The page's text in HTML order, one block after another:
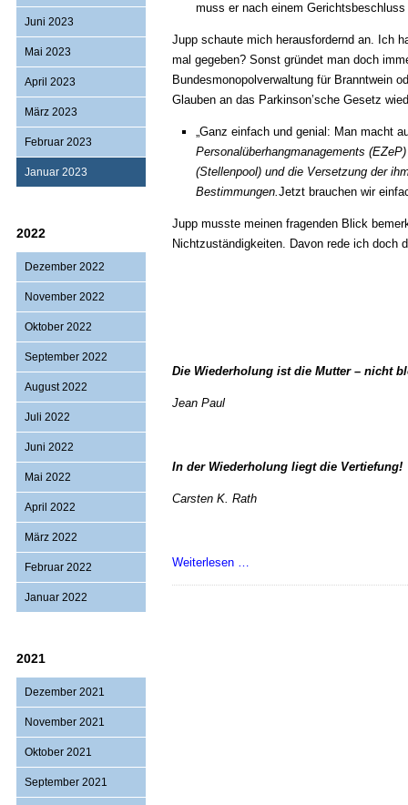
Juni 2023
Mai 2023
April 2023
März 2023
Februar 2023
Januar 2023
2022
Dezember 2022
November 2022
Oktober 2022
September 2022
August 2022
Juli 2022
Juni 2022
Mai 2022
April 2022
März 2022
Februar 2022
Januar 2022
2021
Dezember 2021
November 2021
Oktober 2021
September 2021
muss er nach einem
Jupp schaute mich herausfordernd an. Ich
mal gegeben? Sonst gründet man doch
Bundesmonopolverwaltung für Branntwein
Glauben an das Parkinson’sche Gesetz
„Ganz einfach und genial: Man macht
Personalüberhangmanagements
(Stellenpool) und die Versetzung der
Bestimmungen.Jetzt brauchen wir
Jupp musste meinen fragenden Blick
Nichtzuständigkeiten. Davon rede ich doch
Die Wiederholung ist die Mutter – nicht
Jean Paul
In der Wiederholung liegt die Vertiefung!
Carsten K. Rath
Weiterlesen …
von